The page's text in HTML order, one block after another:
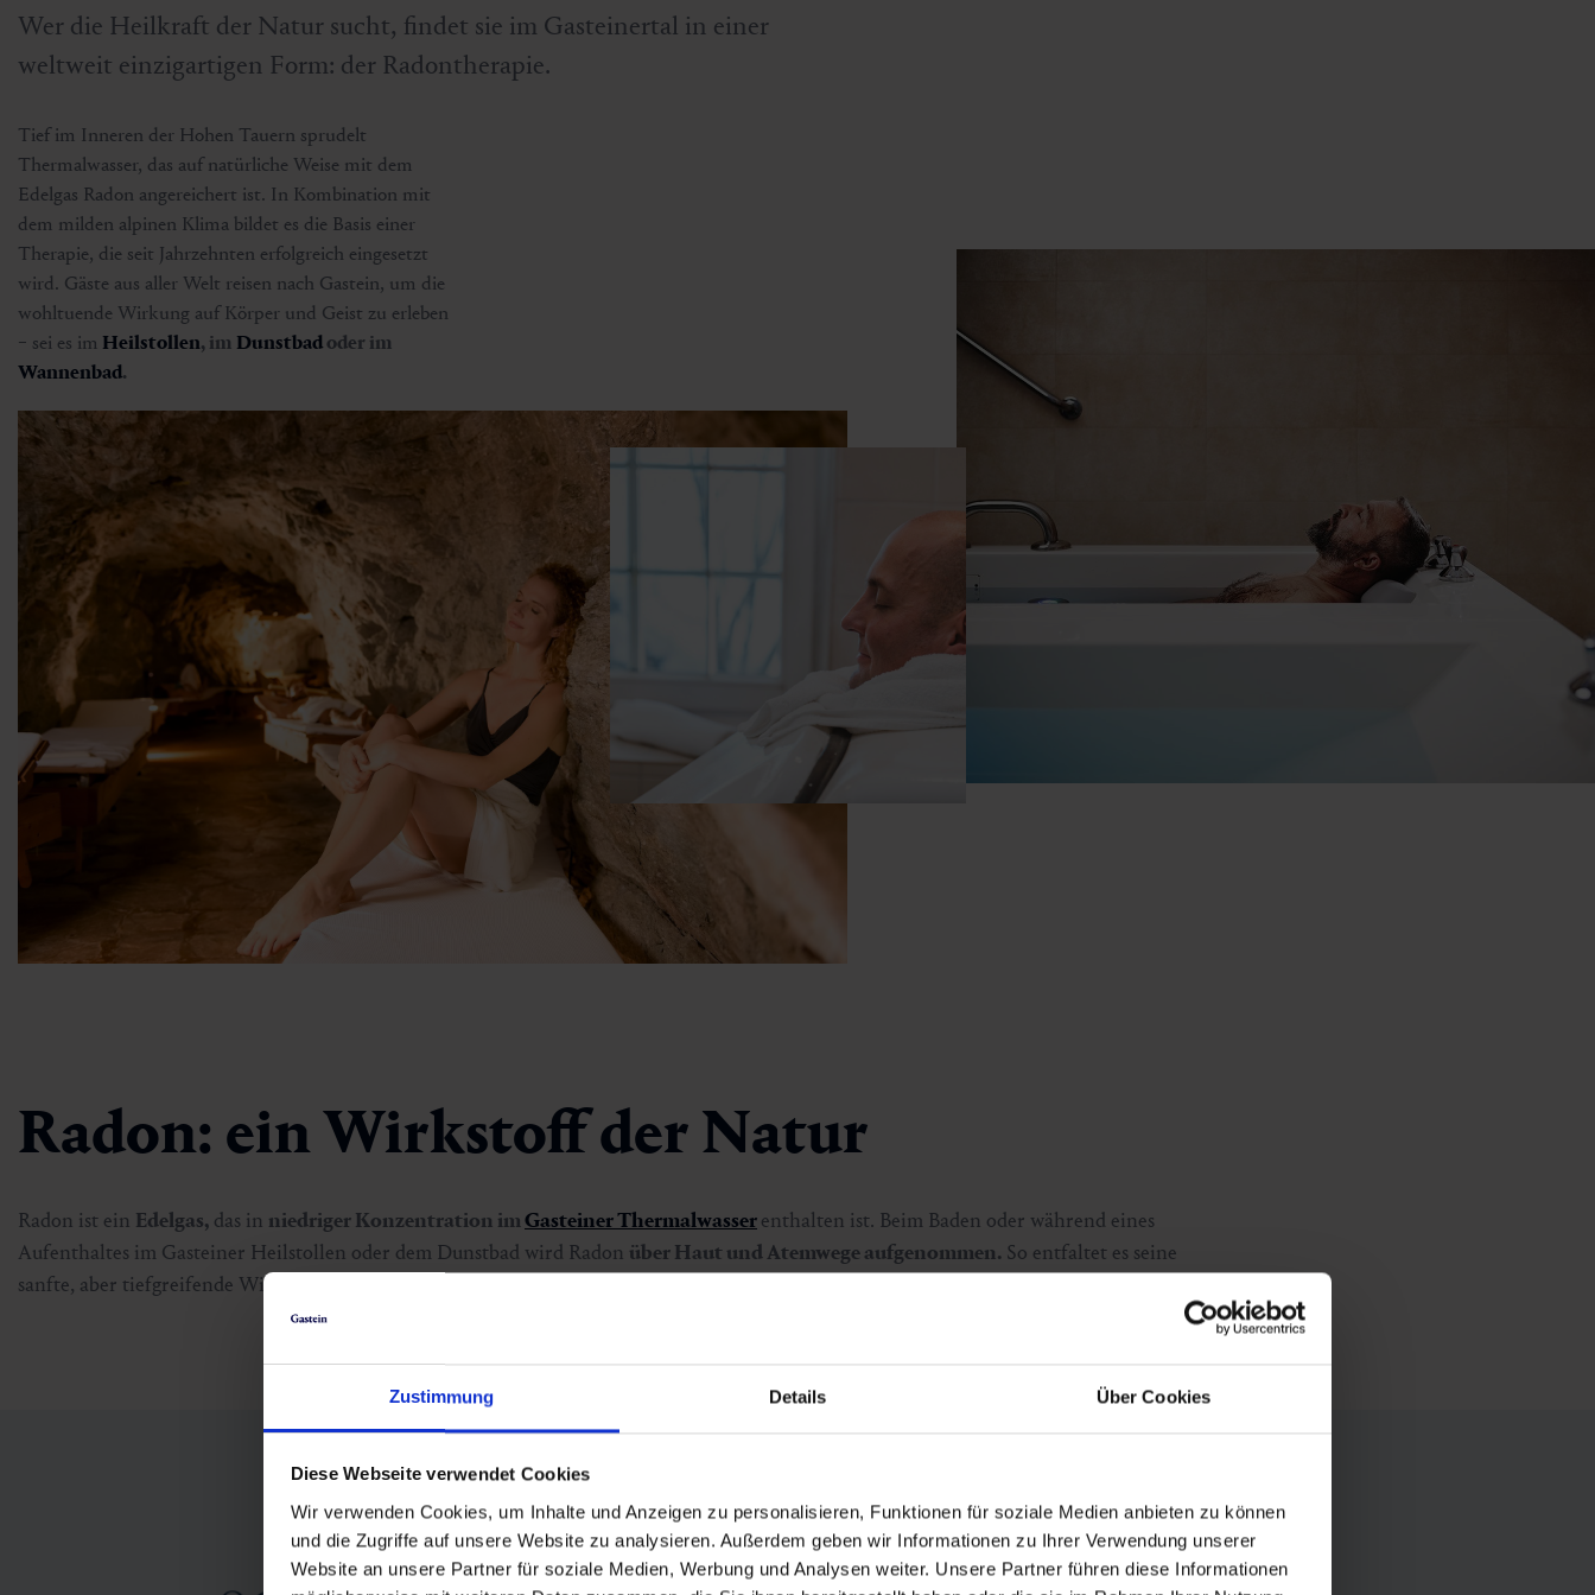
Zustimmung Details Über Cookies
Diese Webseite verwendet Cookies
Wir verwenden Cookies, um Inhalte und Anzeigen zu personalisieren, Funktionen für soziale Medien anbieten zu können
und die Zugriffe auf unsere Website zu analysieren. Außerdem geben wir Informationen zu Ihrer Verwendung unserer
Website an unsere Partner für soziale Medien, Werbung und Analysen weiter. Unsere Partner führen diese Informationen
Wer die Heilkraft der Natur sucht, findet sie im Gasteinertal in einer
weltweit einzigartigen Form: der Radontherapie.
Tief im Inneren der Hohen Tauern sprudelt
Thermalwasser, das auf natürliche Weise mit dem
Edelgas Radon angereichert ist. In Kombination mit
dem milden alpinen Klima bildet es die Basis einer
Therapie, die seit Jahrzehnten erfolgreich eingesetzt
wird. Gäste aus aller Welt reisen nach Gastein, um die
wohltuende Wirkung auf Körper und Geist zu erleben
− sei es im Heilstollen, im Dunstbadoder im
Wannenbad.
Radon: ein Wirkstoff der Natur
Radon ist ein Edelgas, das in niedriger Konzentration imGasteiner Thermalwasserenthalten ist. Beim Baden oder während eines
Aufenthaltes im Gasteiner Heilstollen oder dem Dunstbad wird Radon über Haut und Atemwege aufgenommen. So entfaltet es seine
sanfte, aber tiefgreifende Wirkung, die den
Die Wirkung der